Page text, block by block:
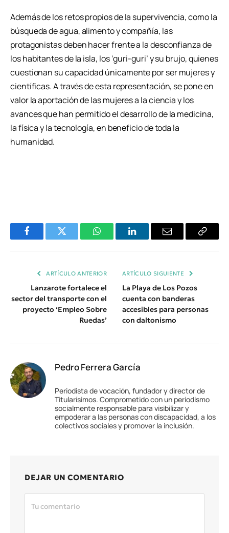
Además de los retos propios de la supervivencia, como la
búsqueda de agua, alimento y compañía, las
protagonistas deben hacer frente a la desconfianza de
los habitantes de la isla, los ‘guri-guri’ y su brujo, quienes
cuestionan su capacidad únicamente por ser mujeres y
científicas. A través de esta representación, se pone en
valor la aportación de las mujeres a la ciencia y los
avances que han permitido el desarrollo de la medicina,
la física y la tecnología, en beneficio de toda la
humanidad.
FacebookTwitter WhatsAppLinkedInEmail
Copiar
ARTÍCULO ANTERIOR
Lanzarote fortalece el
sector del transporte con el
proyecto ‘Empleo Sobre
Ruedas’
ARTÍCULO SIGUIENTE
La Playa de Los Pozos
cuenta con banderas
accesibles para personas
con daltonismo
Pedro Ferrera García
Periodista de vocación, fundador y director de
Titularísimos. Comprometido con un periodismo
socialmente responsable para visibilizar y
empoderar a las personas con discapacidad, a los
colectivos sociales y promover la inclusión.
DEJAR UN COMENTARIO